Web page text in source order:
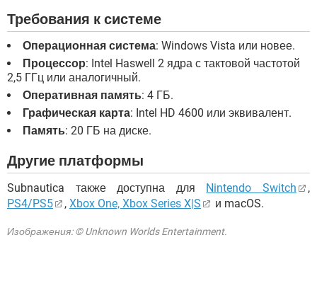
Требования к системе
Операционная система: Windows Vista или новее.
Процессор: Intel Haswell 2 ядра с тактовой частотой
2,5 ГГц или аналогичный.
Оперативная память: 4 ГБ.
Графическая карта: Intel HD 4600 или эквивалент.
Память: 20 ГБ на диске.
Другие платформы
Subnautica также доступна для Nintendo Switch
,
PS4/PS5
, Xbox One, Xbox Series X|S и macOS.
Изображения: © Unknown Worlds Entertainment.